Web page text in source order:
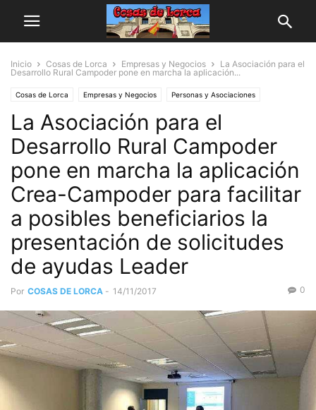
Inicio Cosas de Lorca Empresas y Negocios
La Asociación para el
Desarrollo Rural Campoder pone en marcha la aplicación...
Cosas de Lorca Empresas y Negocios Personas y Asociaciones
La Asociación para el
Desarrollo Rural Campoder
pone en marcha la aplicación
Crea-Campoder para facilitar
a posibles beneficiarios la
presentación de solicitudes
de ayudas Leader
Por COSAS DE LORCA - 14/11/2017 0